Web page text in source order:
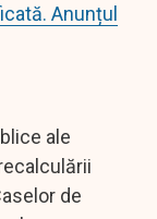
Anunțul
ale
de